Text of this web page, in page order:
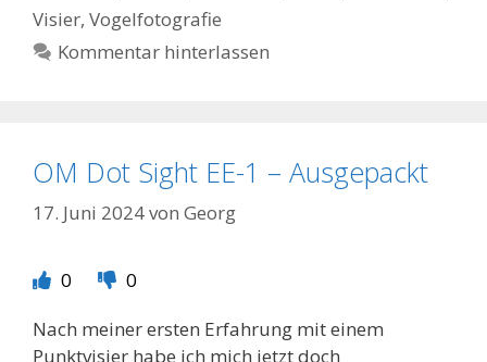
Visier, Vogelfotografie
Kommentar hinterlassen
OM Dot Sight EE-1 – Ausgepackt
17. Juni 2024von Georg
0
0
Nach meiner ersten Erfahrung mit einem
Punktvisier habe ich mich jetzt doch